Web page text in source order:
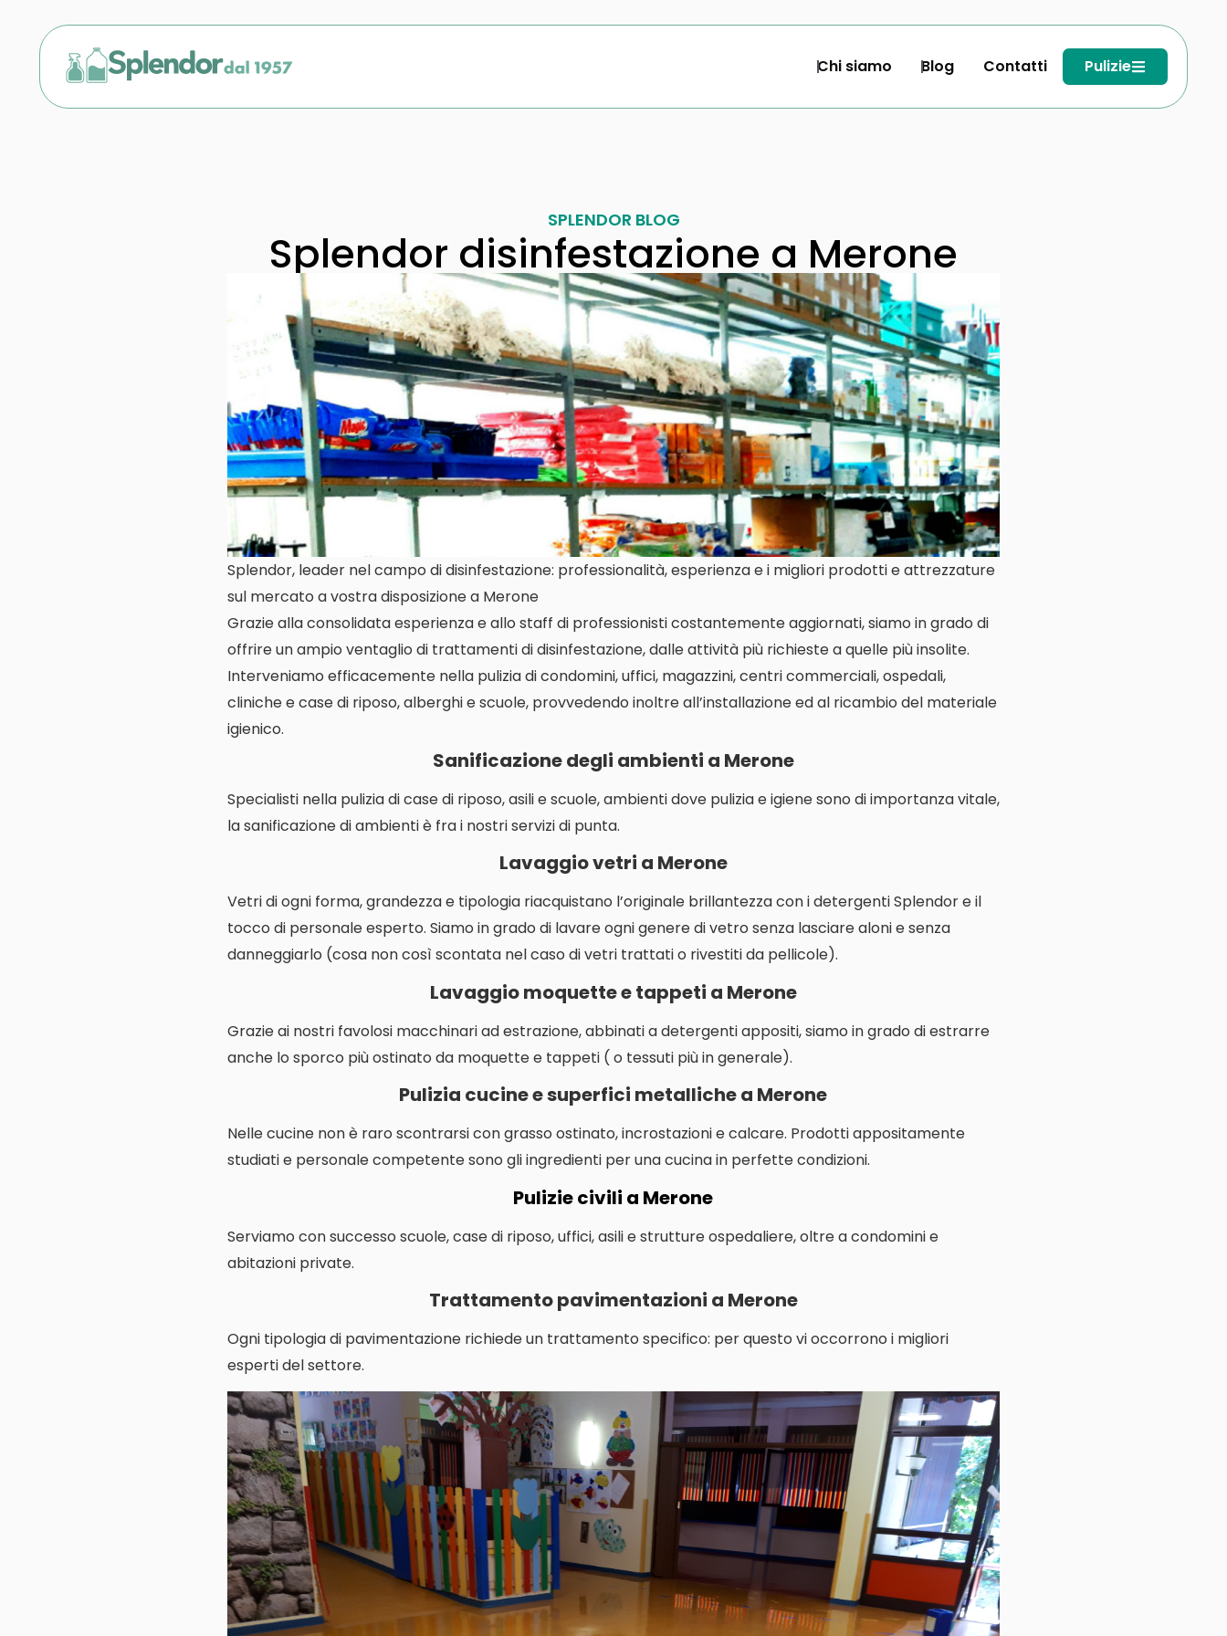
Chi siamo Blog Contatti Pulizie
SPLENDOR BLOG
Splendor disinfestazione a Merone
Splendor, leader nel campo di disinfestazione: professionalità, esperienza e i migliori prodotti e attrezzature
sul mercato a vostra disposizione a Merone
Grazie alla consolidata esperienza e allo staff di professionisti costantemente aggiornati, siamo in grado di
offrire un ampio ventaglio di trattamenti di disinfestazione, dalle attività più richieste a quelle più insolite.
Interveniamo efficacemente nella pulizia di condomini, uffici, magazzini, centri commerciali, ospedali,
cliniche e case di riposo, alberghi e scuole, provvedendo inoltre all’installazione ed al ricambio del materiale
igienico.
Sanificazione degli ambienti a Merone
Specialisti nella pulizia di case di riposo, asili e scuole, ambienti dove pulizia e igiene sono di importanza vitale,
la sanificazione di ambienti è fra i nostri servizi di punta.
Lavaggio vetri a Merone
Vetri di ogni forma, grandezza e tipologia riacquistano l’originale brillantezza con i detergenti Splendor e il
tocco di personale esperto. Siamo in grado di lavare ogni genere di vetro senza lasciare aloni e senza
danneggiarlo (cosa non così scontata nel caso di vetri trattati o rivestiti da pellicole).
Lavaggio moquette e tappeti a Merone
Grazie ai nostri favolosi macchinari ad estrazione, abbinati a detergenti appositi, siamo in grado di estrarre
anche lo sporco più ostinato da moquette e tappeti ( o tessuti più in generale).
Pulizia cucine e superfici metalliche a Merone
Nelle cucine non è raro scontrarsi con grasso ostinato, incrostazioni e calcare. Prodotti appositamente
studiati e personale competente sono gli ingredienti per una cucina in perfette condizioni.
Pulizie civili a Merone
Serviamo con successo scuole, case di riposo, uffici, asili e strutture ospedaliere, oltre a condomini e
abitazioni private.
Trattamento pavimentazioni a Merone
Ogni tipologia di pavimentazione richiede un trattamento specifico: per questo vi occorrono i migliori
esperti del settore.